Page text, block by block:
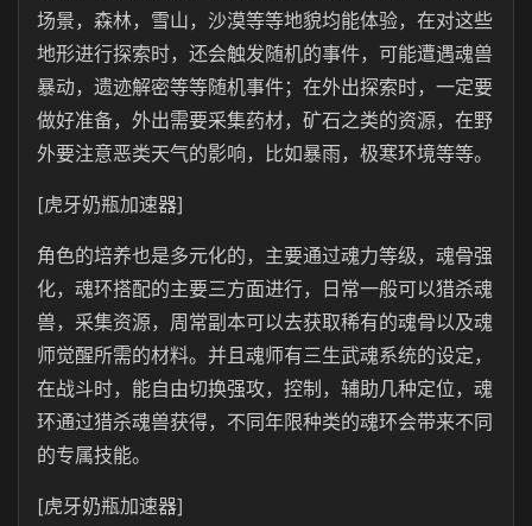
场景，森林，雪山，沙漠等等地貌均能体验，在对这些
地形进行探索时，还会触发随机的事件，可能遭遇魂兽
暴动，遗迹解密等等随机事件；在外出探索时，一定要
做好准备，外出需要采集药材，矿石之类的资源，在野
外要注意恶类天气的影响，比如暴雨，极寒环境等等。
[虎牙奶瓶加速器]
角色的培养也是多元化的，主要通过魂力等级，魂骨强
化，魂环搭配的主要三方面进行，日常一般可以猎杀魂
兽，采集资源，周常副本可以去获取稀有的魂骨以及魂
师觉醒所需的材料。并且魂师有三生武魂系统的设定，
在战斗时，能自由切换强攻，控制，辅助几种定位，魂
环通过猎杀魂兽获得，不同年限种类的魂环会带来不同
的专属技能。
[虎牙奶瓶加速器]